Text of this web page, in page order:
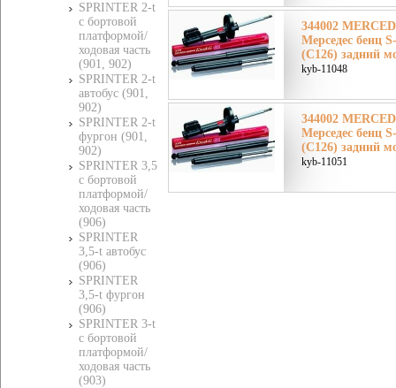
SPRINTER 2-t
c бортовой
платформой/
ходовая часть
(901, 902)
SPRINTER 2-t
автобус (901,
902)
SPRINTER 2-t
фургон (901,
902)
SPRINTER 3,5
c бортовой
платформой/
ходовая часть
(906)
SPRINTER
3,5-t автобус
(906)
SPRINTER
3,5-t фургон
(906)
SPRINTER 3-t
c бортовой
платформой/
ходовая часть
(903)
344002
Мерседес бенц
(C126) задний
kyb-11048
344002
Мерседес бенц
(C126) задний
kyb-11051